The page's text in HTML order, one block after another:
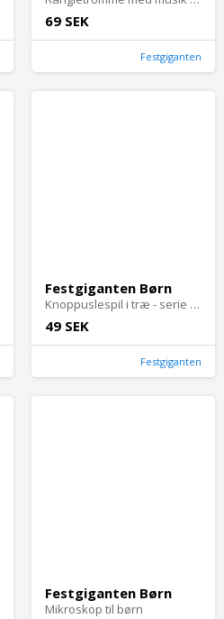
69 SEK
Festgiganten
Festgiganten Børn
Knoppuslespil i træ - serie med forskellige motiver - Geometriske former
49 SEK
Festgiganten
Festgiganten Børn
Mikroskop til børn